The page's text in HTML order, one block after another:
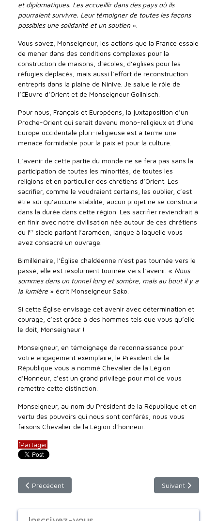
et diplomatiques. Les accueillir dans des pays où ils
pourraient survivre. Leur témoigner de toutes les façons
possibles une solidarité et un soutien ».
Vous savez, Monseigneur, les actions que la France essaie
de mener dans des conditions complexes pour la
construction de maisons, d’écoles, d’églises pour les
réfugiés déplacés, mais aussi l’effort de reconstruction
entrepris dans la plaine de Ninive. Je salue le rôle de
l’Œuvre d’Orient et de Monseigneur Gollnisch.
Pour nous, Français et Européens, la juxtaposition d’un
Proche-Orient qui serait devenu mono-religieux et d’une
Europe occidentale pluri-religieuse est à terme une
menace formidable pour la paix et pour la culture.
L’avenir de cette partie du monde ne se fera pas sans la
participation de toutes les minorités, de toutes les
religions et en particulier des chrétiens d’Orient. Les
sacrifier, comme le voudraient certains, les oublier, c’est
être sûr qu’aucune stabilité, aucun projet ne se construira
dans la durée dans cette région. Les sacrifier reviendrait à
en finir avec notre civilisation née autour de ces chrétiens
du Ier siècle parlant l’araméen, langue à laquelle vous
avez consacré un ouvrage.
Bimillénaire, l’Église chaldéenne n’est pas tournée vers le
passé, elle est résolument tournée vers l’avenir. « Nous
sommes dans un tunnel long et sombre, mais au bout il y a
la lumière » écrit Monseigneur Sako.
Si cette Église envisage cet avenir avec détermination et
courage, c’est grâce à des hommes tels que vous qu’elle
le doit, Monseigneur !
Monseigneur, en témoignage de reconnaissance pour
votre engagement exemplaire, le Président de la
République vous a nommé Chevalier de la Légion
d’Honneur, c’est un grand privilège pour moi de vous
remettre cette distinction.
Monseigneur, au nom du Président de la République et en
vertu des pouvoirs qui nous sont conférés, nous vous
faisons Chevalier de la Légion d’honneur.
fPartager
Article précédent : Mgr Sabri, nouvel évêque
Précédent Article suivant :
Suivant